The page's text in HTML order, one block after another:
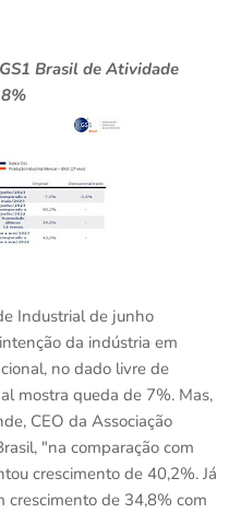
Brasil de Atividade
Industrial de junho
da indústria em
no dado livre de
mostra queda de 7%. Mas,
CEO da Associação
"na comparação com
crescimento de 40,2%. Já
crescimento de 34,8% com